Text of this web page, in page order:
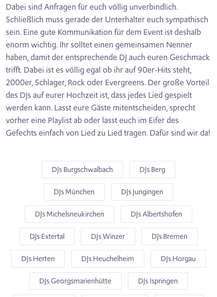
Dabei sind Anfragen für euch völlig unverbindlich.
Schließlich muss gerade der Unterhalter euch sympathisch
sein. Eine gute Kommunikation für dem Event ist deshalb
enorm wichtig. Ihr solltet einen gemeinsamen Nenner
haben, damit der entsprechende DJ auch euren Geschmack
trifft. Dabei ist es völlig egal ob ihr auf 90er-Hits steht,
2000er, Schlager, Rock oder Evergreens. Der große Vorteil
des DJs auf eurer Hochzeit ist, dass jedes Lied gespielt
werden kann. Lasst eure Gäste mitentscheiden, sprecht
vorher eine Playlist ab oder lasst euch im Eifer des
Gefechts einfach von Lied zu Lied tragen. Dafür sind wir da!
DJs Burgschwalbach DJs Berg
DJs München DJs Jungingen
DJs Michelsneukirchen DJs Albertshofen
DJs Extertal DJs Winzer DJs Bremen
DJs Herten DJs Heuchelheim DJs Horgau
DJs Georgsmarienhütte DJs Ispringen